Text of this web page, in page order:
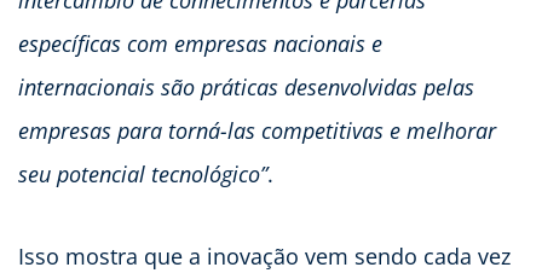
específicas com empresas nacionais e
internacionais são práticas desenvolvidas pelas
empresas para torná-las competitivas e melhorar
seu potencial tecnológico”.
Isso mostra que a inovação vem sendo cada vez